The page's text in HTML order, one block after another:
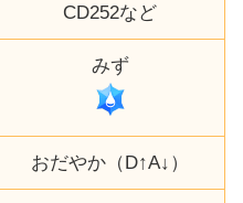
CD252など
みず
おだやか（D↑A↓）